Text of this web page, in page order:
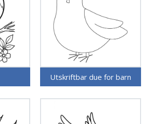
Utskriftbar due for barn